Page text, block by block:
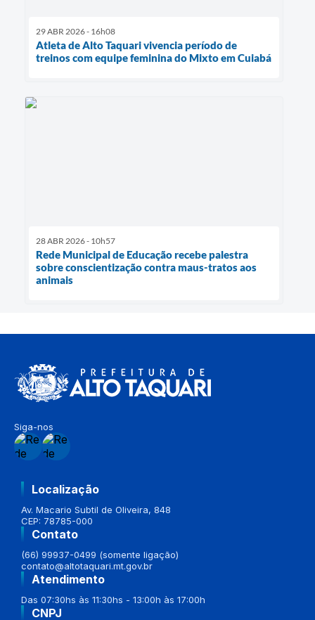
29 ABR 2026 - 16h08
Atleta de Alto Taquari vivencia período de
treinos com equipe feminina do Mixto em Cuiabá
28 ABR 2026 - 10h57
Rede Municipal de Educação recebe palestra
sobre conscientização contra maus-tratos aos
animais
Siga-nos
Localização
Av. Macario Subtil de Oliveira, 848
CEP: 78785-000
Contato
(66) 99937-0499 (somente ligação)
contato@altotaquari.mt.gov.br
Atendimento
Das 07:30hs às 11:30hs - 13:00h às 17:00h
CNPJ